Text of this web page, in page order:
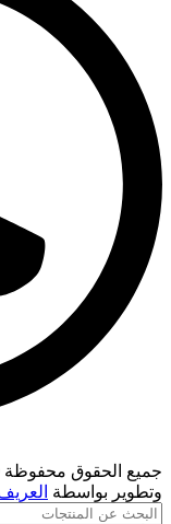
جميع الحقوق محفوظة ©
وتطوير بواسطة